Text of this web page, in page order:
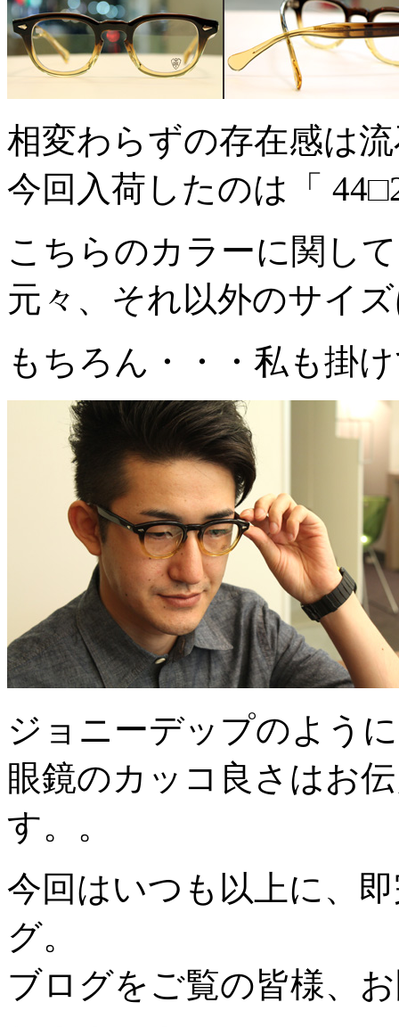
相変わらずの存在感は
今回入荷したのは「
こちらのカラーに関し
元々、それ以外のサイ
もちろん・・・私も掛
ジョニーデップのよう
眼鏡のカッコ良さはお
す。。
今回はいつも以上に、
グ。
ブログをご覧の皆様、